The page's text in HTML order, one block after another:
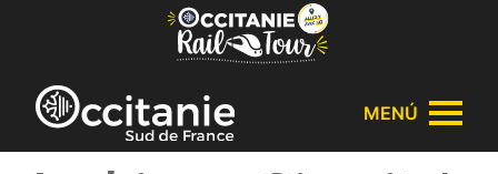
Panel de gestión de cookies
MENÚ